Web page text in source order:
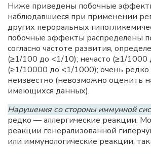
Ниже приведены побочные
наблюдавшиеся при применении
других пероральных
побочные эффекты распределены
согласно частоте развития,
(≥1/100 до <1/10); нечасто (≥1/
(≥1/10000 до <1/1000); очень
неизвестно (невозможно оценить
имеющихся данных).
Нарушения со стороны иммунной
редко — аллергические реакции.
реакции генерализованной
или иммунологические реакции,